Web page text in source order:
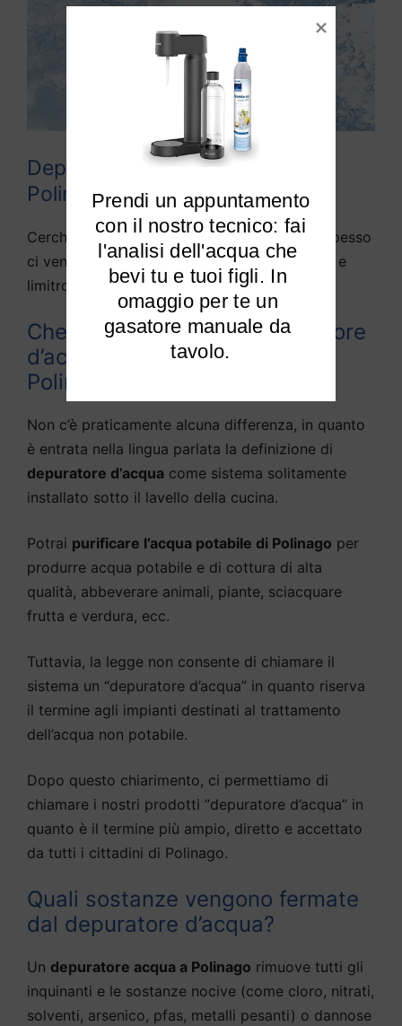
Depuratori acqua domestici
Polinago
Cerchiamo di rispondere alle domande che spesso
ci vengono fatte da diversi utenti di Polinago e
limitrofi:
Che differenza c’è tra depuratore
d’acqua e purificato d’acqua a
Polinago?
Non c’è praticamente alcuna differenza, in quanto
è entrata nella lingua parlata la definizione di
depuratore d’acqua come sistema solitamente
installato sotto il lavello della cucina.
Potrai purificare l’acqua potabile di Polinago per
produrre acqua potabile e di cottura di alta
qualità, abbeverare animali, piante, sciacquare
frutta e verdura, ecc.
Tuttavia, la legge non consente di chiamare il
sistema un “depuratore d’acqua” in quanto riserva
il termine agli impianti destinati al trattamento
dell’acqua non potabile.
Dopo questo chiarimento, ci permettiamo di
chiamare i nostri prodotti “depuratore d’acqua” in
quanto è il termine più ampio, diretto e accettato
da tutti i cittadini di Polinago.
Quali sostanze vengono fermate
dal depuratore d’acqua?
Un depuratore acqua a Polinago rimuove tutti gli
inquinanti e le sostanze nocive (come cloro, nitrati,
solventi, arsenico, pfas, metalli pesanti) o dannose
Prendi un appuntamento
l'analisi dell'acqua che
bevi tu e tuoi figli. In
omaggio per te un
gasatore manuale da
tavolo.